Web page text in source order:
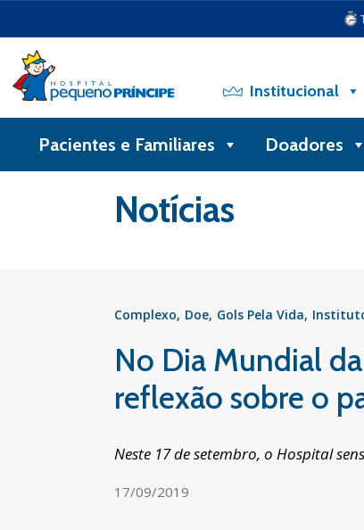
Institucional
Pacientes e Familiares Doadores
Notícias
Complexo Doe Gols Pela Vida
No Dia Mundial
reflexão sobre o
Neste 17 de setembro, o Hospital
17/09/2019